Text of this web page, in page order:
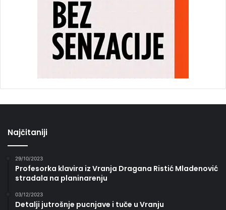
Najčitaniji
29/10/2023
Profesorka klavira iz Vranja Dragana Ristić Mladenović
stradala na planinarenju
03/12/2023
Detalji jutrošnje pucnjave i tuče u Vranju